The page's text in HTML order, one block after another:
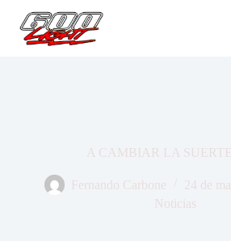
contenido
A CAMBIAR LA SUERTE
Fernando Carbone
24 de
Noticias